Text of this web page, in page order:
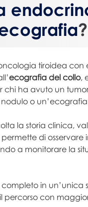
?
tiroidea
ecografia del collo,
ha avuto un
o
la storia clinica,
di
a monitorare la
in
percorso con